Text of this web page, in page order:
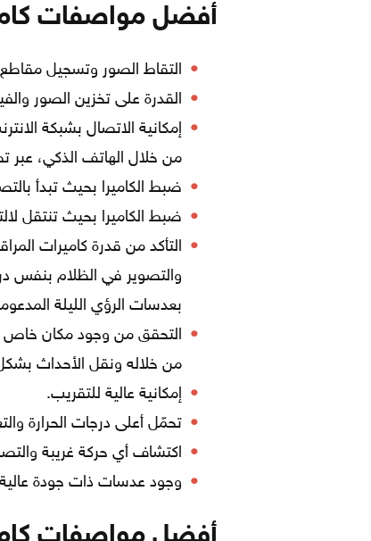
أفضل مواصفات
التقاط الصور وتسجيل
القدرة على تخزين الصور
إمكانية الاتصال بشبكة
من خلال الهاتف الذكي، عبر
ضبط الكاميرا بحيث تبدأ
ضبط الكاميرا بحيث تنتقل
التأكد من قدرة كاميرات
والتصوير في الظلام بنفس
بعدسات الرؤي الليلة
التحقق من وجود مكان خاص
من خلاله ونقل الأحداث
إمكانية عالية للتقريب.
تحمّل أعلى درجات الحرارة
اكتشاف أي حركة غريبة
وجود عدسات ذات جودة